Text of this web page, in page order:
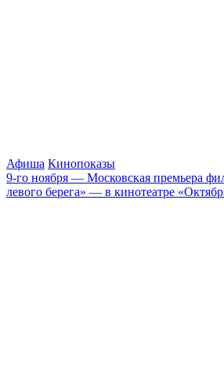
Афиша Кинопоказы
9-го ноября — Московская премьера
левого берега» — в кинотеатре